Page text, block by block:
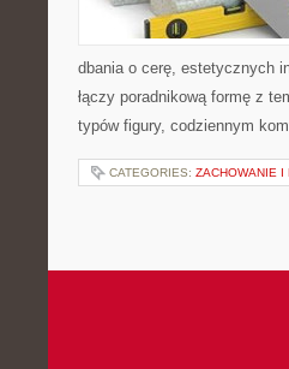
dbania o cerę, estetycznych
łączy poradnikową formę z
typów figury, codziennym
CATEGORIES: ZACHOWANIE I